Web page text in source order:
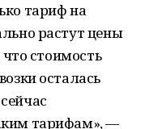
тариф на
растут цены
стоимость
осталась
тарифам», —